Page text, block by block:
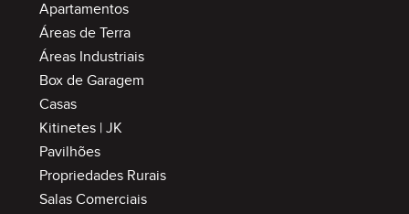
Apartamentos
Áreas de Terra
Áreas Industriais
Box de Garagem
Casas
Kitinetes | JK
Pavilhões
Propriedades Rurais
Salas Comerciais